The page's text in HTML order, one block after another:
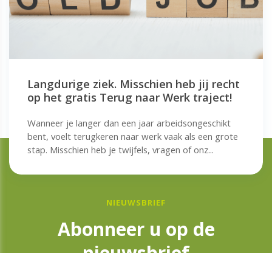
Langdurige ziek. Misschien heb jij recht
op het gratis Terug naar Werk traject!
Wanneer je langer dan een jaar arbeidsongeschikt
bent, voelt terugkeren naar werk vaak als een grote
stap. Misschien heb je twijfels, vragen of onz...
NIEUWSBRIEF
Abonneer u op de